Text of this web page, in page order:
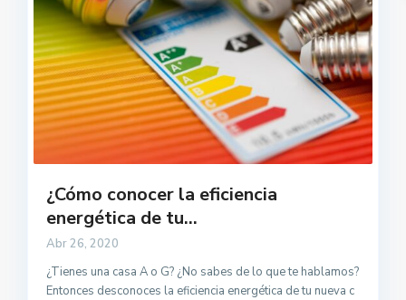
¿Cómo conocer la eficiencia
energética de tu...
Abr 26, 2020
¿Tienes una casa A o G? ¿No sabes de lo que te hablamos?
Entonces desconoces la eficiencia energética de tu nueva c